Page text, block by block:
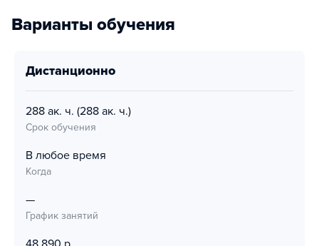
Варианты обучения
дистанционно
288 ак. ч. (288 ак. ч.)
Срок обучения
В любое время
Когда
—
График занятий